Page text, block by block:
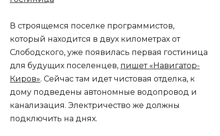
В строящемся поселке программистов,
который находится в двух километрах от
Слободского, уже появилась первая гостиница
для будущих поселенцев, пишет «Навигатор-
Киров». Сейчас там идет чистовая отделка, к
дому подведены автономные водопровод и
канализация. Электричество же должны
подключить на днях.